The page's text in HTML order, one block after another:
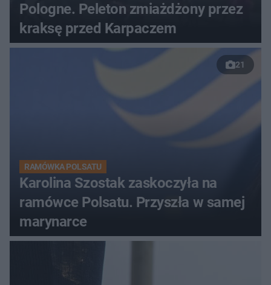
Pologne. Peleton zmiażdżony przez
kraksę przed Karpaczem
21
RAMÓWKA POLSATU
Karolina Szostak zaskoczyła na
ramówce Polsatu. Przyszła w samej
marynarce